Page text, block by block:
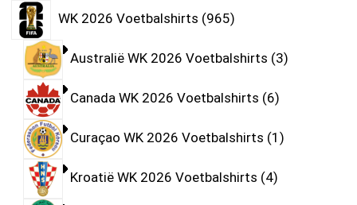
WK 2026 Voetbalshirts 965
Australië WK 2026 Voetbalshirts 3
Canada WK 2026 Voetbalshirts 6
Curaçao WK 2026 Voetbalshirts 1
Kroatië WK 2026 Voetbalshirts 4